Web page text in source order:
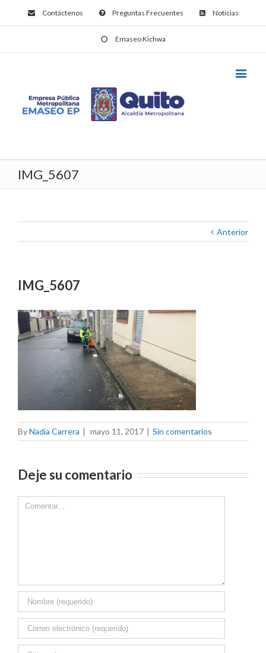
Contáctenos Preguntas Frecuentes Noticias
Emaseo Kichwa
IMG_5607
Anterior
IMG_5607
ByNadia Carrera | mayo 11, 2017 | Sin comentarios
Deje su comentario
Comment